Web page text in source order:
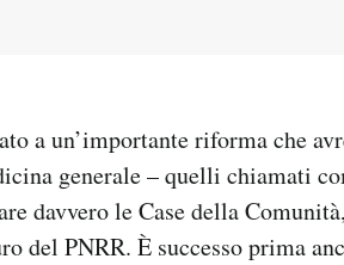
a un’importante riforma che
generale – quelli chiamati
davvero le Case della
del PNRR. È successo prima